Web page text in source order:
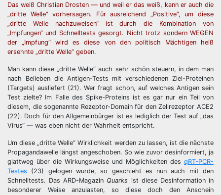
Das weiß Christian Drosten — und weil er das weiß, kann er auch die
„dritte Welle“ vorhersagen. Für ausreichend „Positive“, um diese
„dritte Welle nachzuweisen“ ist durch die Kombination von
„Impfungen“ und Schnelltests gesorgt. Nicht trotz sondern WEGEN
der „Impfung“ wird es diese von den politisch Mächtigen heiß
ersehnte „dritte Welle“ geben.
Man kann diese „dritte Welle“ auch sehr schön steuern, in dem man
nach Belieben die Antigen-Tests mit verschiedenen Ziel-Proteinen
(Targets) ausliefert (21). Wer fragt schon, auf welches Antigen sein
Test zielte? Im Falle des Spike-Proteins ist es gar nur ein Teil von
diesem, die sogenannte Rezeptor-Domain für den Zellrezeptor ACE2
(22). Doch für den Allgemeinbürger ist es lediglich der Test auf „das
Virus“ — was eben nicht der Wahrheit entspricht.
Um diese „dritte Welle“ Wirklichkeit werden zu lassen, ist die nächste
Propagandawelle längst angeschoben. So wie zuvor desinformiert, ja
glattweg über die Wirkungsweise und Möglichkeiten des qRT-PCR-
Testes (23) gelogen wurde, so geschieht es nun auch mit den
Schnelltests. Das ARD-Magazin Quarks ist diese Desinformation in
besonderer Weise anzulasten, so diese doch den Anschein